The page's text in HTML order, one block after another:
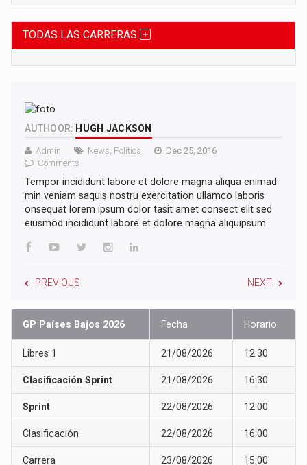
TODAS LAS CARRERAS
AUTHOOR: HUGH JACKSON
Admin News Politics
Dec 25, 2016
Comments
Tempor incididunt labore et dolore magna aliqua enimad
min veniam saquis nostru exercitation ullamco laboris
onsequat lorem ipsum dolor tasit amet consect elit sed
eiusmod incididunt labore et dolore magna aliquipsum.
PREVIOUS NEXT
GP Países Bajos 2026 Fecha Horario
Libres 1 21/08/2026 12:30
Clasificación Sprint 21/08/2026 16:30
Sprint 22/08/2026 12:00
Clasificación 22/08/2026 16:00
Carrera 23/08/2026 15:00